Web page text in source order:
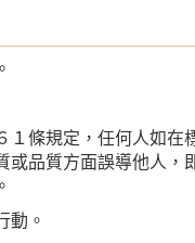
１條規定，任何人如在
或品質方面誤導他人，
動。